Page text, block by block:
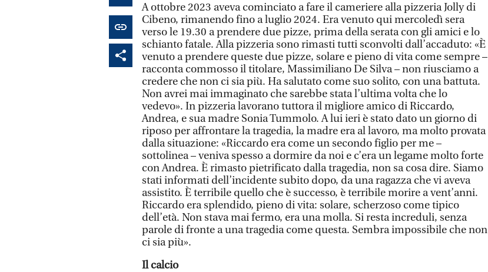
A ottobre 2023 aveva cominciato a fare il cameriere alla pizzeria Jolly di
Cibeno, rimanendo fino a luglio 2024. Era venuto qui mercoledì sera
verso le 19.30 a prendere due pizze, prima della serata con gli amici e lo
schianto fatale. Alla pizzeria sono rimasti tutti sconvolti dall’accaduto: «È
venuto a prendere queste due pizze, solare e pieno di vita come sempre –
racconta commosso il titolare, Massimiliano De Silva – non riusciamo a
credere che non ci sia più. Ha salutato come suo solito, con una battuta.
Non avrei mai immaginato che sarebbe stata l’ultima volta che lo
vedevo». In pizzeria lavorano tuttora il migliore amico di Riccardo,
Andrea, e sua madre Sonia Tummolo. A lui ieri è stato dato un giorno di
riposo per affrontare la tragedia, la madre era al lavoro, ma molto provata
dalla situazione: «Riccardo era come un secondo figlio per me –
sottolinea – veniva spesso a dormire da noi e c’era un legame molto forte
con Andrea. È rimasto pietrificato dalla tragedia, non sa cosa dire. Siamo
stati informati dell’incidente subito dopo, da una ragazza che vi aveva
assistito. È terribile quello che è successo, è terribile morire a vent’anni.
Riccardo era splendido, pieno di vita: solare, scherzoso come tipico
dell’età. Non stava mai fermo, era una molla. Si resta increduli, senza
parole di fronte a una tragedia come questa. Sembra impossibile che non
ci sia più».
Il calcio